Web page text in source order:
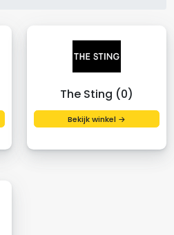
The Sting (0)
Bekijk winkel →